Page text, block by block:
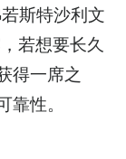
斯特沙利文
若想要长久
得一席之
性。